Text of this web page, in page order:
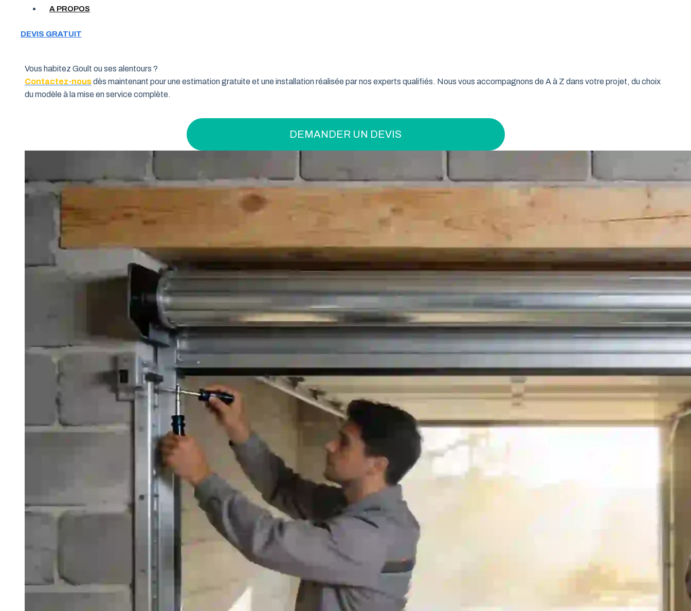
A PROPOS
DEVIS GRATUIT
Votre garage manque de place et vous cherchez une solution pratique pour optimiser votre espace ? La porte de garage enroulable est la réponse idéale pour les propriétaires qui
pourquoi de nombreux habitants de la région Provence-Alpes-Côte d'Azur font confiance à ce type de porte pour sécuriser leur garage tout en gardant un espace maximal à
Vous habitez Goult ou ses alentours ?
Contactez-nousdès maintenant pour une estimation gratuite et une installation réalisée par nos experts qualifiés. Nous vous accompagnons de A à Z dans votre projet, du choix
du modèle à la mise en service complète.
DEMANDER UN DEVIS